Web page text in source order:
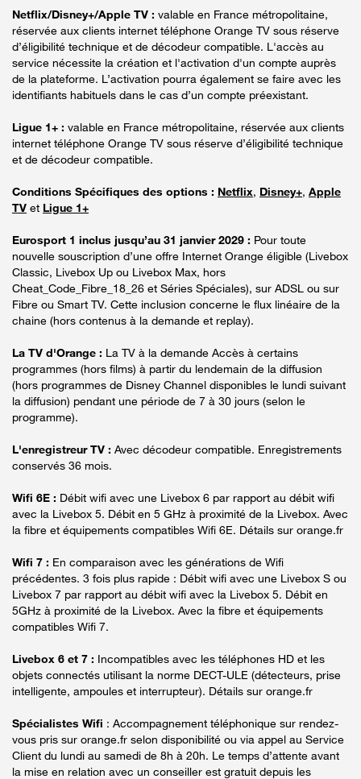
Netflix/Disney+/Apple TV : valable en France métropolitaine,
réservée aux clients internet téléphone Orange TV sous réserve
d’éligibilité technique et de décodeur compatible. L'accès au
service nécessite la création et l'activation d'un compte auprès
de la plateforme. L’activation pourra également se faire avec les
identifiants habituels dans le cas d’un compte préexistant.
Ligue 1+ : valable en France métropolitaine, réservée aux clients
internet téléphone Orange TV sous réserve d’éligibilité technique
et de décodeur compatible.
Conditions Spécifiques des options : Netflix, Disney+, Apple
TV et Ligue 1+
Eurosport 1 inclus jusqu’au 31 janvier 2029 : Pour toute
nouvelle souscription d’une offre Internet Orange éligible (Livebox
Classic, Livebox Up ou Livebox Max, hors
Cheat_Code_Fibre_18_26 et Séries Spéciales), sur ADSL ou sur
Fibre ou Smart TV. Cette inclusion concerne le flux linéaire de la
chaine (hors contenus à la demande et replay).
La TV d'Orange : La TV à la demande Accès à certains
programmes (hors films) à partir du lendemain de la diffusion
(hors programmes de Disney Channel disponibles le lundi suivant
la diffusion) pendant une période de 7 à 30 jours (selon le
programme).
L'enregistreur TV : Avec décodeur compatible. Enregistrements
conservés 36 mois.
Wifi 6E : Débit wifi avec une Livebox 6 par rapport au débit wifi
avec la Livebox 5. Débit en 5 GHz à proximité de la Livebox. Avec
la fibre et équipements compatibles Wifi 6E. Détails sur orange.fr
Wifi 7 : En comparaison avec les générations de Wifi
précédentes. 3 fois plus rapide : Débit wifi avec une Livebox S ou
Livebox 7 par rapport au débit wifi avec la Livebox 5. Débit en
5GHz à proximité de la Livebox. Avec la fibre et équipements
compatibles Wifi 7.
Livebox 6 et 7 : Incompatibles avec les téléphones HD et les
objets connectés utilisant la norme DECT-ULE (détecteurs, prise
intelligente, ampoules et interrupteur). Détails sur orange.fr
Spécialistes Wifi : Accompagnement téléphonique sur rendez-
vous pris sur orange.fr selon disponibilité ou via appel au Service
Client du lundi au samedi de 8h à 20h. Le temps d’attente avant
la mise en relation avec un conseiller est gratuit depuis les